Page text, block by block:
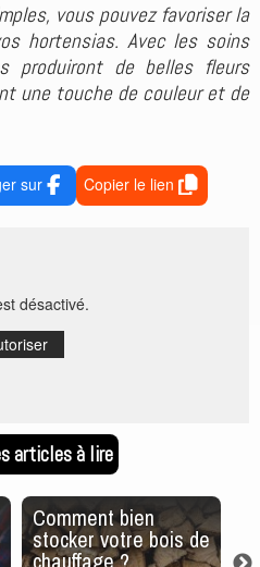
vous pouvez favoriser la
hortensias. Avec les soins
produiront de belles fleurs
une touche de couleur et de
sur Copier le lien
désactivé.
articles à lire
Comment bien
stocker votre bois de
chauffage ?